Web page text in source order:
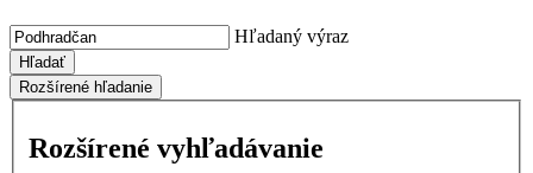
Hľadaný výraz
Hľadať
Rozšírené hľadanie
Rozšírené vyhľadávanie